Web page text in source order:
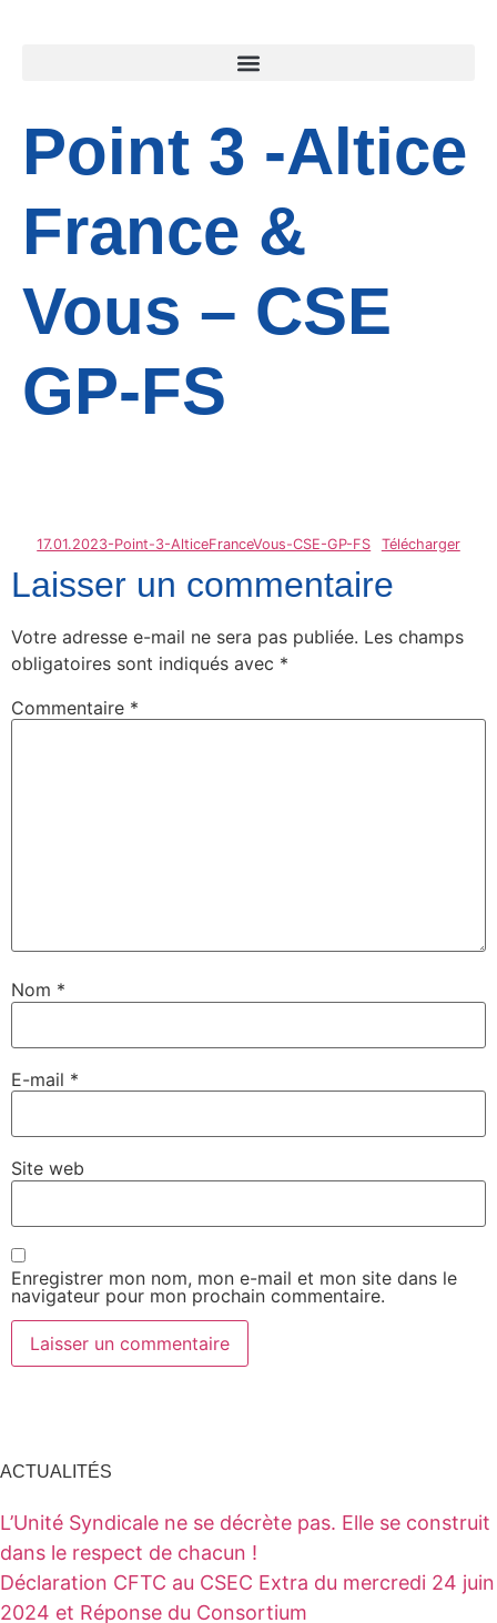
Point 3 -Altice
France &
Vous – CSE
GP-FS
17.01.2023-Point-3-AlticeFranceVous-CSE-GP-FS Télécharger
Laisser un commentaire
Votre adresse e-mail ne sera pas publiée. Les champs
obligatoires sont indiqués avec *
Commentaire *
Nom *
E-mail *
Site web
Enregistrer mon nom, mon e-mail et mon site dans le
navigateur pour mon prochain commentaire.
ACTUALITÉS
L’Unité Syndicale ne se décrète pas. Elle se construit
dans le respect de chacun !
Déclaration CFTC au CSEC Extra du mercredi 24 juin
2024 et Réponse du Consortium